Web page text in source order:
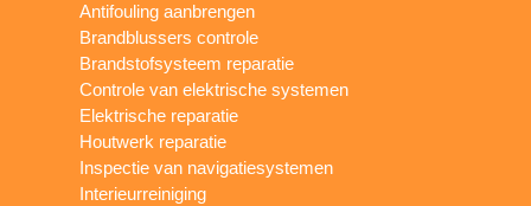
Antifouling aanbrengen
Brandblussers controle
Brandstofsysteem reparatie
Controle van elektrische systemen
Elektrische reparatie
Houtwerk reparatie
Inspectie van navigatiesystemen
Interieurreiniging